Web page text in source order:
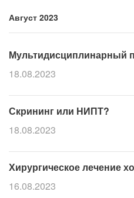
Август 2023
Мультидисциплинарный
18.08.2023
Скрининг или НИПТ?
18.08.2023
Хирургическое лечение
16.08.2023